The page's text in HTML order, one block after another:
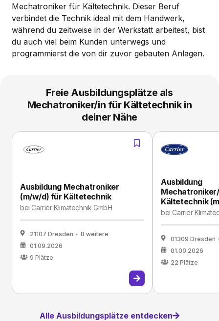
Mechatroniker für Kältetechnik. Dieser Beruf
verbindet die Technik ideal mit dem Handwerk,
während du zeitweise in der Werkstatt arbeitest, bist
du auch viel beim Kunden unterwegs und
programmierst die von dir zuvor gebauten Anlagen.
Freie Ausbildungsplätze als
Mechatroniker/in für Kältetechnik in
deiner Nähe
Ausbildung Mechatroniker
(m/w/d) für Kältetechnik
beiCarrier Klimatechnik GmbH
21107 Dresden + 8 weitere
01.09.2026
9 Plätze
Ausbildung
Kältetechnik
beiCarrier
01309 Dresden
01.09.2026
22 Plätze
Alle Ausbildungsplätze entdecken